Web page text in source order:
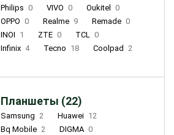
Philips 0 VIVO 0 Oukitel
0
OPPO 0 Realme 9 Remade 0
INOI 1 ZTE 0 TCL 0
Infinix 4 Tecno 18 Coolpad 2
Планшеты (22)
Samsung 2 Huawei 12
Bq Mobile 2 DIGMA 0